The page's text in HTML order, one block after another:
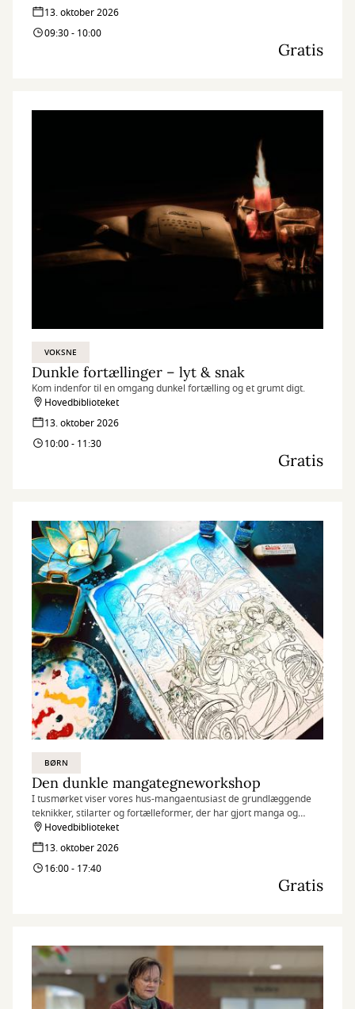
13. oktober 2026
09:30 - 10:00
Gratis
VOKSNE
Dunkle fortællinger – lyt & snak
Kom indenfor til en omgang dunkel fortælling og et grumt digt.
Hovedbiblioteket
13. oktober 2026
10:00 - 11:30
Gratis
BØRN
Den dunkle mangategneworkshop
I tusmørket viser vores hus-mangaentusiast de grundlæggende
teknikker, stilarter og fortælleformer, der har gjort manga og
anime til globale fænomener.
Hovedbiblioteket
13. oktober 2026
16:00 - 17:40
Gratis